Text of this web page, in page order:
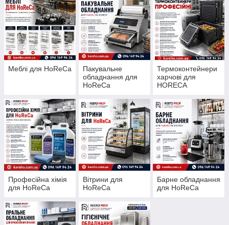
Меблі для HoReCa
Пакувальне
обладнання для
HoReCa
Термоконтейнери
харчові для
HORECA
Професійна хімія
для HoReCa
Вітрини для
HoReCa
Барне обладнання
для HoReCa